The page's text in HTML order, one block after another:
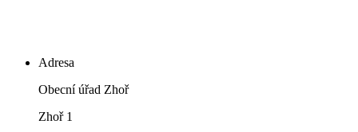
Adresa
Obecní úřad Zhoř
Zhoř 1